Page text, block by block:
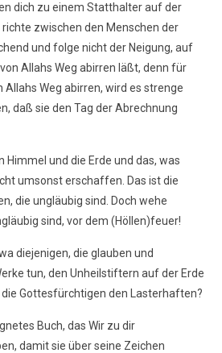
dich zu einem Statthalter auf der
richte zwischen den Menschen der
und folge nicht der Neigung, auf
Allahs Weg abirren läßt, denn für
Allahs Weg abirren, wird es strenge
daß sie den Tag der Abrechnung
Himmel und die Erde und das, was
umsonst erschaffen. Das ist die
die ungläubig sind. Doch wehe
sind, vor dem (Höllen)feuer!
diejenigen, die glauben und
tun, den Unheilstiftern auf der Erde
Gottesfürchtigen den Lasterhaften?
Buch, das Wir zu dir
damit sie über seine Zeichen